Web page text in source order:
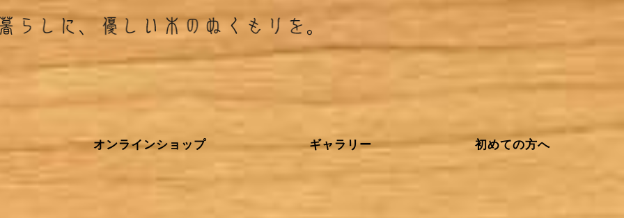
オンラインショップ ギャラリー 初めての方へ